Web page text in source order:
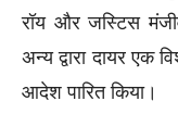
रॉय और जस्टिस
अन्य द्वारा दायर एक
आदेश पारित किया।